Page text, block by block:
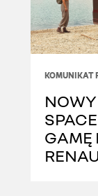
KOMUNIKAT
GAMĘ